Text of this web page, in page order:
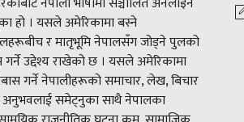
हो । यसले अमेरिकामा बस्ने
र मातृभूमि नेपालसँग जोड्ने पुलको
उद्देश्य राखेको छ । यसले अमेरिकामा
गर्ने नेपालीहरूको समाचार, लेख, बिचार
अनुभवलाई समेट्नुका साथै नेपालका